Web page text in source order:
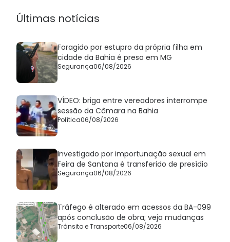
Últimas notícias
Foragido por estupro da própria filha em
cidade da Bahia é preso em MG
Segurança06/08/2026
VÍDEO: briga entre vereadores interrompe
sessão da Câmara na Bahia
Política06/08/2026
Investigado por importunação sexual em
Feira de Santana é transferido de presídio
Segurança06/08/2026
Tráfego é alterado em acessos da BA-099
após conclusão de obra; veja mudanças
Trânsito e Transporte06/08/2026